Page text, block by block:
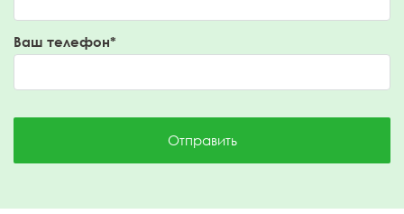
Ваш телефон*
Отправить